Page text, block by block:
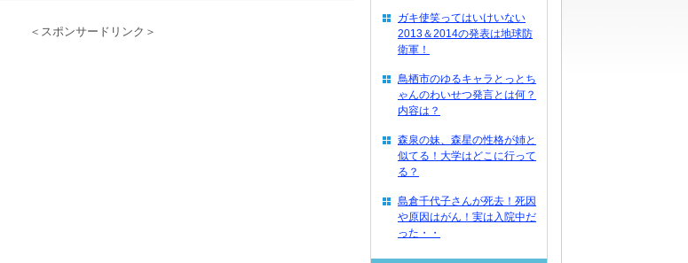
＜スポンサードリンク＞
ガキ使笑ってはいけいない
2013＆2014の発表は地球防
衛軍！
鳥栖市のゆるキャラとっとち
ゃんのわいせつ発言とは何？
内容は？
森泉の妹、森星の性格が姉と
似てる！大学はどこに行って
る？
島倉千代子さんが死去！死因
や原因はがん！実は入院中だ
った・・